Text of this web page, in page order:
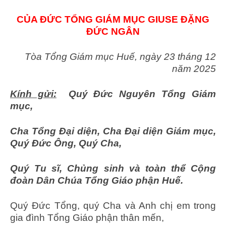
CỦA ĐỨC TỔNG GIÁM MỤC GIUSE ĐẶNG
ĐỨC NGÂN
Tòa Tổng Giám mục Huế, ngày 23 tháng 12
năm 2025
Kính gửi:Quý Đức Nguyên Tổng Giám
mục,
Cha Tổng Đại diện, Cha Đại diện Giám mục,
Quý Đức Ông, Quý Cha,
Quý Tu sĩ, Chủng sinh và toàn thể Cộng
đoàn Dân Chúa Tổng Giáo phận Huế.
Quý Đức Tổng, quý Cha và Anh chị em trong
gia đình Tổng Giáo phận thân mến,